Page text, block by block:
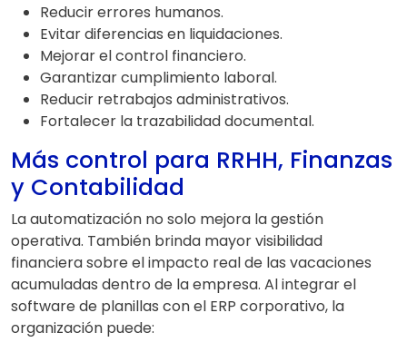
Reducir errores humanos.
Evitar diferencias en liquidaciones.
Mejorar el control financiero.
Garantizar cumplimiento laboral.
Reducir retrabajos administrativos.
Fortalecer la trazabilidad documental.
Más control para RRHH, Finanzas
y Contabilidad
La automatización no solo mejora la gestión
operativa. También brinda mayor visibilidad
financiera sobre el impacto real de las vacaciones
acumuladas dentro de la empresa. Al integrar el
software de planillas con el ERP corporativo, la
organización puede: